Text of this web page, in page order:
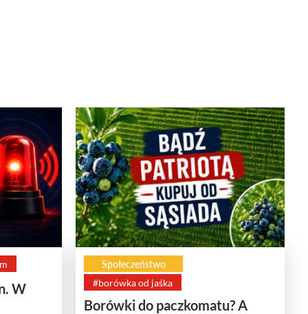
W
Społeczeństwo
#borówka od jaśka
Borówki do paczkomatu? A